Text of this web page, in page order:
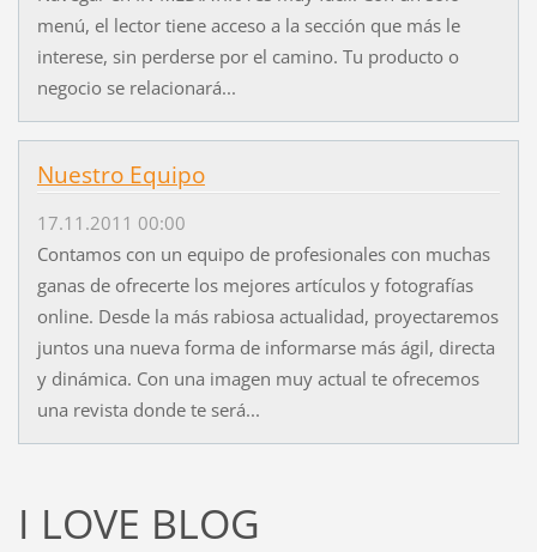
menú, el lector tiene acceso a la sección que más le
interese, sin perderse por el camino. Tu producto o
negocio se relacionará...
Nuestro Equipo
17.11.2011 00:00
Contamos con un equipo de profesionales con muchas
ganas de ofrecerte los mejores artículos y fotografías
online. Desde la más rabiosa actualidad, proyectaremos
juntos una nueva forma de informarse más ágil, directa
y dinámica. Con una imagen muy actual te ofrecemos
una revista donde te será...
I LOVE BLOG